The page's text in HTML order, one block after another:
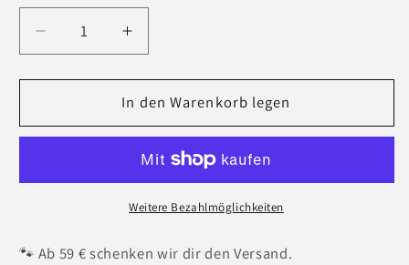
Verringere
die
Menge
Rinder-
proteinreicher
Hunde
Erhöhe
die
Menge
für
Rinder-
proteinreicher
Kauartikel
Hunde
In den Warenkorb legen
Weitere Bezahlmöglichkeiten
🐾 Ab 59 € schenken wir dir den Versand.